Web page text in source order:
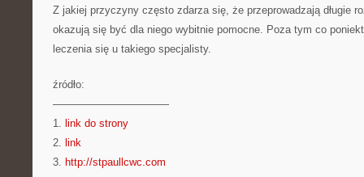
Z jakiej przyczyny często zdarza się, że przeprowadzają długie
okazują się być dla niego wybitnie pomocne. Poza tym co
leczenia się u takiego specjalisty.
źródło:
———————————
1. link do strony
2. link
3. http://stpaullcwc.com